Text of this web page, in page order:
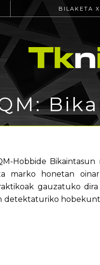
BILAKETA
Hobbide
marko honetan
gauzatuko
detektaturiko